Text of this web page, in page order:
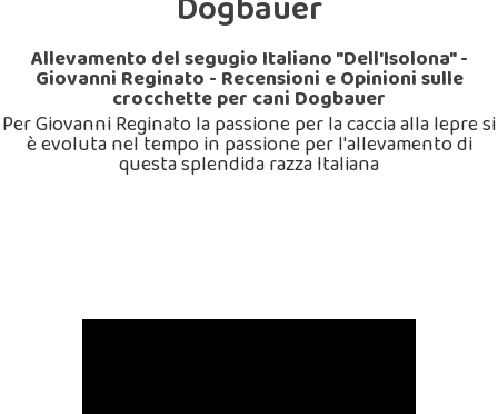
Allevamento del segugio Italiano "Dell'Isolona" -
Giovanni Reginato - Recensioni e Opinioni sulle
crocchette per cani Dogbauer
Per Giovanni Reginato la passione per la caccia alla lepre si
è evoluta nel tempo in passione per l'allevamento di
questa splendida razza Italiana